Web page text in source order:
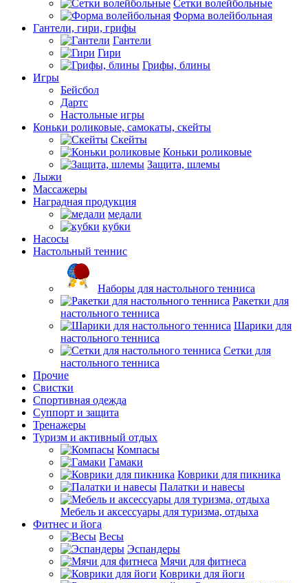
Сетки волейбольные
Форма волейбольная
Гантели, гири, грифы
Гантели
Гири
Грифы, блины
Игры
Бейсбол
Дартс
Настольные игры
Коньки роликовые, самокаты, скейты
Скейты
Коньки роликовые
Защита, шлемы
Лыжи
Массажеры
Наградная продукция
медали
кубки
Насосы
Настольный теннис
Наборы для настольного тенниса
Ракетки для
настольного тенниса
Шарики для
настольного тенниса
Сетки для
настольного тенниса
Прочие
Свистки
Спортивная одежда
Суппорт и защита
Тренажеры
Туризм и активный отдых
Компасы
Гамаки
Коврики для пикника
Палатки и навесы
Мебель и аксессуары для туризма, отдыха
Фитнес и йога
Весы
Эспандеры
Мячи для фитнеса
Коврики для йоги